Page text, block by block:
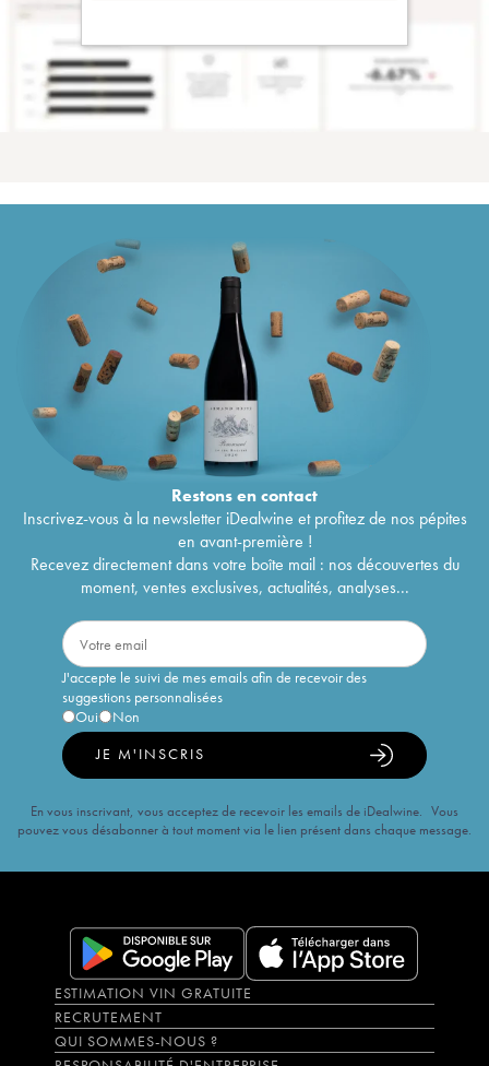
Restons encontact
Inscrivez-vous à la newsletter iDealwine et profitez de nos pépites
en avant-première !
Recevez directement dans votre boîte mail : nos découvertes du
moment, ventes exclusives, actualités, analyses...
J'accepte le suivi de mes emails afin de recevoir des
suggestions personnalisées
Oui
Non
JE M'INSCRIS
En vous inscrivant, vous acceptez de recevoir les emails de iDealwine. Vous
pouvez vous désabonner à tout moment via le lien présent dans chaque message.
ESTIMATION VIN GRATUITE
RECRUTEMENT
QUI SOMMES-NOUS ?